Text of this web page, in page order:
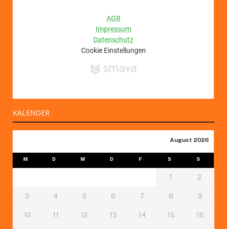
KALENDER
August 2026
M D M D F S S
1 2
3 4 5 6 7 8 9
10 11 12 13 14 15 16